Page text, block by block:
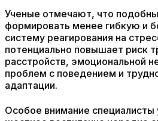
Ученые отмечают, что
формировать менее гибкую и
систему реагирования на
потенциально повышает риск
расстройств, эмоциональной
проблем с поведением и
адаптации.
Особое внимание